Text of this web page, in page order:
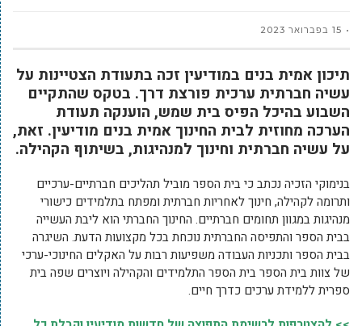
15 בפברואר 2023
תיכון אמית בנים במודיעין זכה בתעודת הצטיינות על
עשיה חברתית ערכית פורצת דרך. בטקס שהתקיים
השבוע בהיכל הפיס בית שמש, הוענקה תעודת
הערכה מחוזית לבית החינוך אמית בנים מודיעין. זאת,
על עשיה חברתית וחינוך למנהיגות, בשיתוף הקהילה.
בנימוקי הזכיה נכתב כי בית הספר מוביל תהליכים חברתיים-ערכיים
ותרומה לקהילה, חינוך לאחריות חברתית ומפתח בתלמידים כישורי
מנהיגות במגוון תחומים חברתיים. החינוך החברתי הוא ליבת העשייה
בבית הספר והתפיסה החברתית נוכחת בכל מקצועות הדעת. השיגרה
בבית הספר ותכניות העבודה משפיעות רבות על האקלים החינוכי-ערכי
של צוות בית הספר בית הספר התלמידים והקהילה ויוצרים שפה בית
ספרית ללמידת ערכים כדרך חיים.